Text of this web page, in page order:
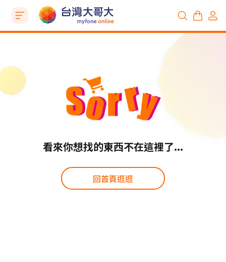
看來你想找的東西不在這裡了...
回首頁逛逛